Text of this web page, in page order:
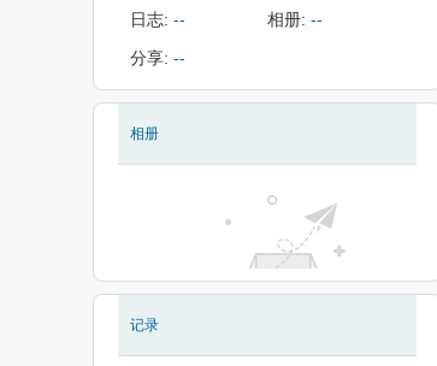
日志: -- 相册: --
分享: --
相册
记录